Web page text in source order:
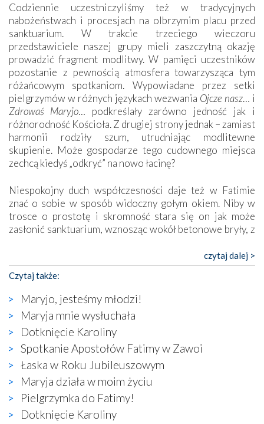
Codziennie uczestniczyliśmy też w tradycyjnych
nabożeństwach i procesjach na olbrzymim placu przed
sanktuarium. W trakcie trzeciego wieczoru
przedstawiciele naszej grupy mieli zaszczytną okazję
prowadzić fragment modlitwy. W pamięci uczestników
pozostanie z pewnością atmosfera towarzysząca tym
różańcowym spotkaniom. Wypowiadane przez setki
pielgrzymów w różnych językach wezwania Ojcze nasz… i
Zdrowaś Maryjo… podkreślały zarówno jedność jak i
różnorodność Kościoła. Z drugiej strony jednak – zamiast
harmonii rodziły szum, utrudniając modlitewne
skupienie. Może gospodarze tego cudownego miejsca
zechcą kiedyś „odkryć” na nowo łacinę?
Niespokojny duch współczesności daje też w Fatimie
znać o sobie w sposób widoczny gołym okiem. Niby w
trosce o prostotę i skromność stara się on jak może
zasłonić sanktuarium, wznosząc wokół betonowe bryły, z
katolickiego kultu. Tylko co wspólnego z żywą,
autentyczną wiarą mogą mieć płaskie, szare bunkry albo
kaplice, w których Tabernakulum przypomina bardziej
skrzynkę na narzędzia? Albo co powiedzieć o ustawionym
tuż przy nowej bazylice wielkim krzyżu, na którym
zamiast Chrystusa umieszczono dziwaczną postać jakby
wyjętą ze starożytnych hieroglifów? W kulturowym
kontekście naszych czasów to raczej karykatura niż godny
wizerunek Zbawiciela…
Zatem nawet w bezpośrednim otoczeniu sanktuarium
naocznie przekonaliśmy się, że wewnątrz Kościoła toczy
się ogromna walka o kształt katolicyzmu i o serca
wierzących. Do czego to zmaganie może prowadzić,
czytaj dalej >
Czytaj także:
Maryjo, jesteśmy młodzi!
Maryja mnie wysłuchała
Dotknięcie Karoliny
Spotkanie Apostołów Fatimy w Zawoi
Łaska w Roku Jubileuszowym
Maryja działa w moim życiu
Pielgrzymka do Fatimy!
Dotknięcie Karoliny